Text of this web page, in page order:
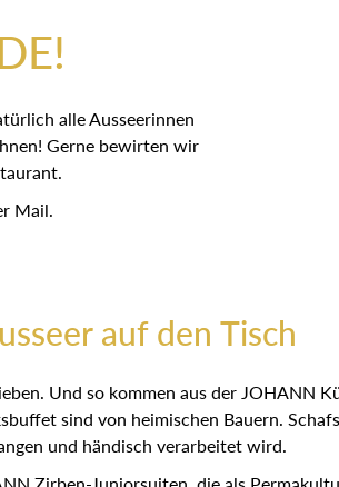
oder natürlich alle
kulinarisch verwöhnen!
Restaurant.
Mail.
auf den Tisch
Und so kommen aus der JOHANN
sind von heimischen Bauern.
und händisch verarbeitet wird.